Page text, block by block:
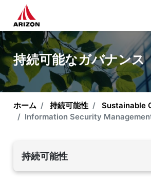
持続可能なガバナンス
ホーム 持続可能性
Sustainable
Information Security
持続可能性